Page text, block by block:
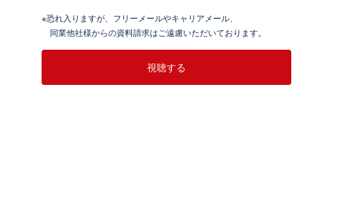
※恐れ入りますが、フリーメールやキャリアメール、
同業他社様からの資料請求はご遠慮いただいております。